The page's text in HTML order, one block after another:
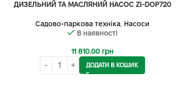
ДИЗЕЛЬНИЙ ТА МАСЛЯНИЙ НАСОС ZI-DOP720
Садово-паркова техніка, Насоси
В наявності
11 810.00 грн
ДОДАТИ В КОШИК